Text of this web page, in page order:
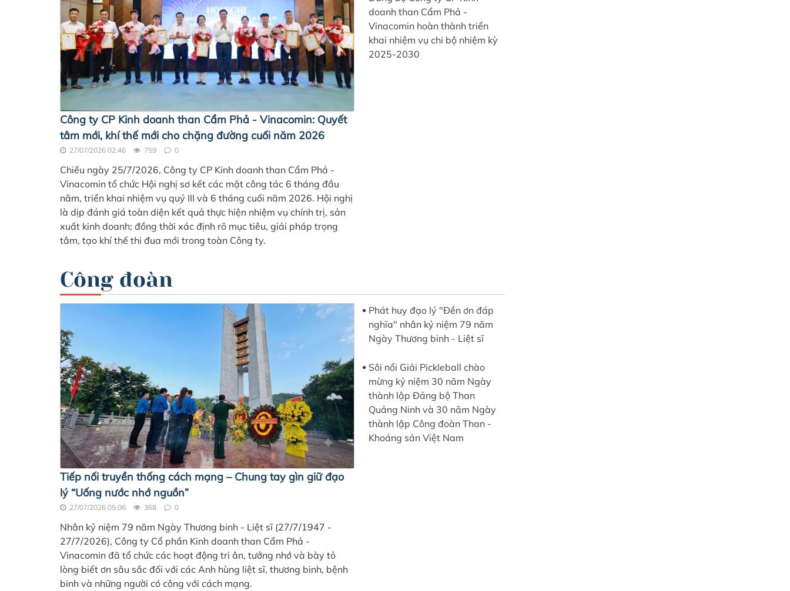
Công ty CP Kinh doanh than Cẩm Phả - Vinacomin: Quyết
tâm mới, khí thế mới cho chặng đường cuối năm 2026
27/07/2026 02:46 759 0
Chiều ngày 25/7/2026, Công ty CP Kinh doanh than Cẩm Phả -
Vinacomin tổ chức Hội nghị sơ kết các mặt công tác 6 tháng đầu
năm, triển khai nhiệm vụ quý III và 6 tháng cuối năm 2026. Hội nghị
là dịp đánh giá toàn diện kết quả thực hiện nhiệm vụ chính trị, sản
xuất kinh doanh; đồng thời xác định rõ mục tiêu, giải pháp trọng
tâm, tạo khí thế thi đua mới trong toàn Công ty.
doanh than Cẩm Phả -
Vinacomin hoàn thành triển
khai nhiệm vụ chi bộ nhiệm kỳ
2025-2030
Công đoàn
Tiếp nối truyền thống cách mạng – Chung tay gìn giữ đạo
lý “Uống nước nhớ nguồn”
27/07/2026 05:06 368 0
Nhân kỷ niệm 79 năm Ngày Thương binh - Liệt sĩ (27/7/1947 -
27/7/2026), Công ty Cổ phần Kinh doanh than Cẩm Phả -
Vinacomin đã tổ chức các hoạt động tri ân, tưởng nhớ và bày tỏ
lòng biết ơn sâu sắc đối với các Anh hùng liệt sĩ, thương binh, bệnh
binh và những người có công với cách mạng.
Phát huy đạo lý "Đền ơn đáp
nghĩa" nhân kỷ niệm 79 năm
Ngày Thương binh - Liệt sĩ
Sôi nổi Giải Pickleball chào
mừng kỷ niệm 30 năm Ngày
thành lập Đảng bộ Than
Quảng Ninh và 30 năm Ngày
thành lập Công đoàn Than -
Khoáng sản Việt Nam